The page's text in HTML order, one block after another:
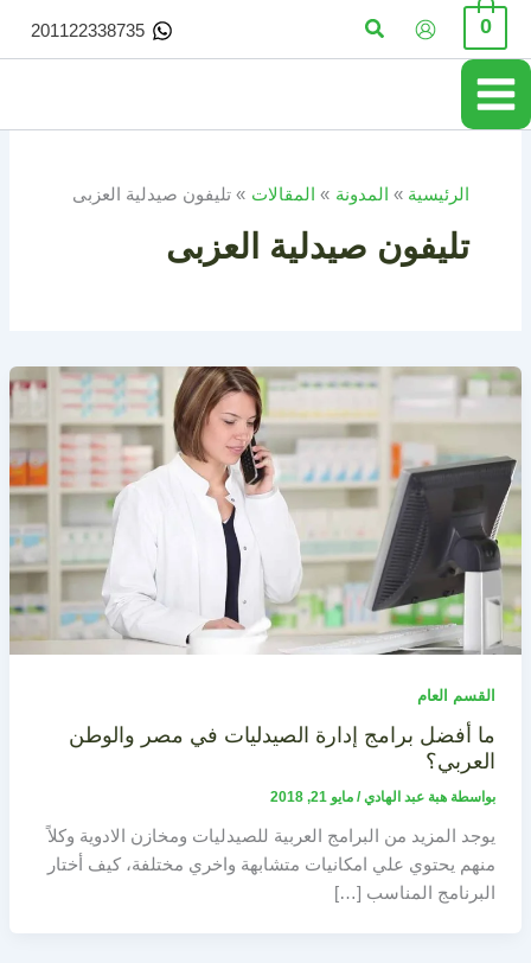
تخطي
المحتوى
0 البحث 201122338735
الرئيسية المدونة المقالات تليفون صيدلية العزبى
تليفون صيدلية العزبى
القسم العام
ما أفضل برامج إدارة الصيدليات في مصر والوطن
العربي؟
بواسطة هبة عبد الهادي/ مايو 21, 2018
يوجد المزيد من البرامج العربية للصيدليات ومخازن الادوية وكلاً
منهم يحتوي علي امكانيات متشابهة واخري مختلفة، كيف أختار
البرنامج المناسب […]